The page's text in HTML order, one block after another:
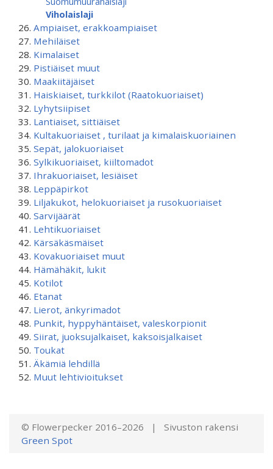
Viholaislaji
Ampiaiset, erakkoampiaiset
Mehiläiset
Kimalaiset
Pistiäiset muut
Maakiitäjäiset
Haiskiaiset, turkkilot (Raatokuoriaiset)
Lyhytsiipiset
Lantiaiset, sittiäiset
Kultakuoriaiset , turilaat ja kimalaiskuoriainen
Sepät, jalokuoriaiset
Sylkikuoriaiset, kiiltomadot
Ihrakuoriaiset, lesiäiset
Leppäpirkot
Liljakukot, helokuoriaiset ja rusokuoriaiset
Sarvijäärät
Lehtikuoriaiset
Kärsäkäsmäiset
Kovakuoriaiset muut
Hämähäkit, lukit
Kotilot
Etanat
Lierot, änkyrimadot
Punkit, hyppyhäntäiset, valeskorpionit
Siirat, juoksujalkaiset, kaksoisjalkaiset
Toukat
Äkämiä lehdillä
Muut lehtivioitukset
© Flowerpecker 2016–2026 | Sivuston rakensi
Green Spot